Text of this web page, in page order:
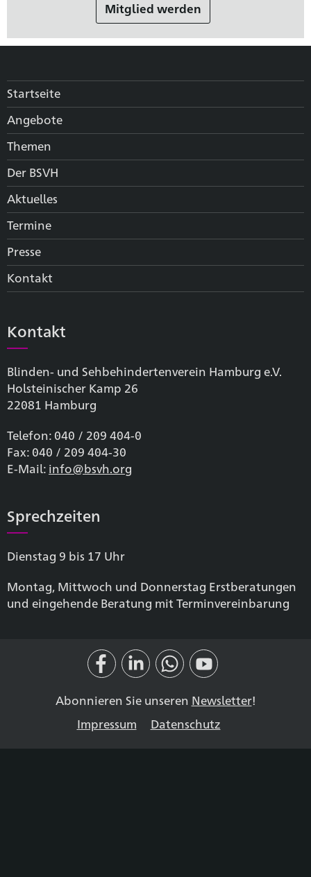
Mitglied werden
Startseite
Angebote
Themen
Der BSVH
Aktuelles
Termine
Presse
Kontakt
Kontakt
Blinden- und Sehbehinderten­verein Hamburg e.V.
Holsteinischer Kamp 26
22081 Hamburg
Telefon: 040 / 209 404-0
Fax: 040 / 209 404-30
E-Mail: info@bsvh.org
Sprechzeiten
Dienstag 9 bis 17 Uhr
Montag, Mittwoch und Donnerstag Erstberatungen
und eingehende Beratung mit Terminvereinbarung
Abonnieren Sie unseren Newsletter!
Impressum
Datenschutz